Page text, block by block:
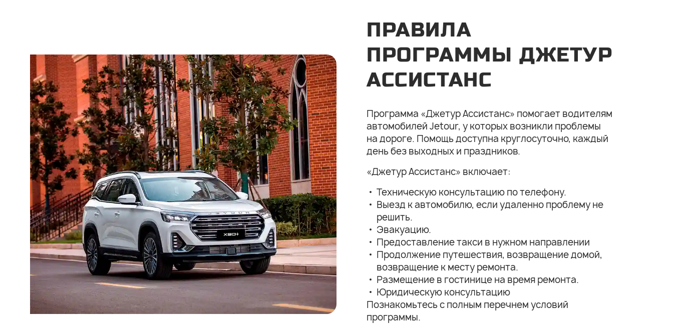
ПРАВИЛА
ПРОГРАММЫ ДЖЕТУР
АССИСТАНС
Программа «Джетур Ассистанс» помогает водителям
автомобилей Jetour, у которых возникли проблемы
на дороге. Помощь доступна круглосуточно, каждый
день без выходных и праздников.
«Джетур Ассистанс» включает:
Техническую консультацию по телефону.
Выезд к автомобилю, если удаленно проблему не
решить.
Эвакуацию.
Предоставление такси в нужном направлении
Продолжение путешествия, возвращение домой,
возвращение к месту ремонта.
Размещение в гостинице на время ремонта.
Юридическую консультацию
Познакомьтесь с полным перечнем условий
программы.